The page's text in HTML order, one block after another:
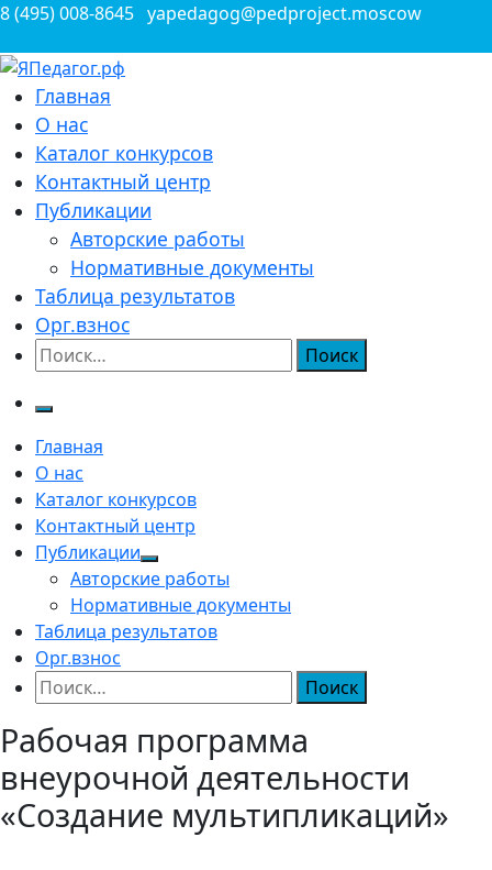
Перейти
содержимому
8 (495) 008-8645 yapedagog@pedproject.moscow
ЯПедагог.рф
Всероссийские конкурсы для педагогов
Главная
О нас
Каталог конкурсов
Контактный центр
Публикации
Авторские работы
Нормативные документы
Таблица результатов
Орг.взнос
Найти:
Главная
О нас
Каталог конкурсов
Контактный центр
Публикации
Авторские работы
Нормативные документы
Таблица результатов
Орг.взнос
Найти:
Рабочая программа
внеурочной деятельности
«Создание мультипликаций»